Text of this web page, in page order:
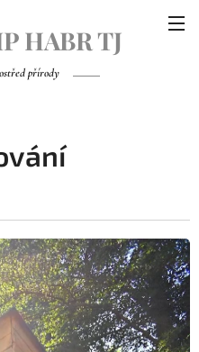
HABR TJ
přírody